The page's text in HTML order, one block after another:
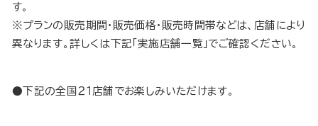
す。
※プランの販売期間・販売価格・販売時間帯などは、店舗により
異なります。詳しくは下記「実施店舗一覧」でご確認ください。
●下記の全国２１店舗でお楽しみいただけます。